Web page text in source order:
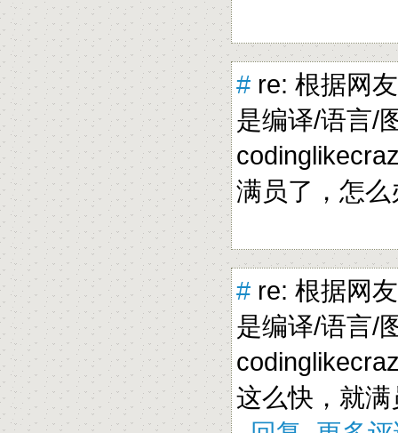
# re: 根据网
是编译/语言/
满员了，怎
# re: 根据网
是编译/语言/
这么快，就